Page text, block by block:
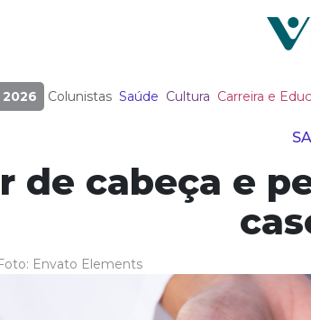
Colunistas Saúde Cultura Carreira e
de cabeça e
Envato Elements